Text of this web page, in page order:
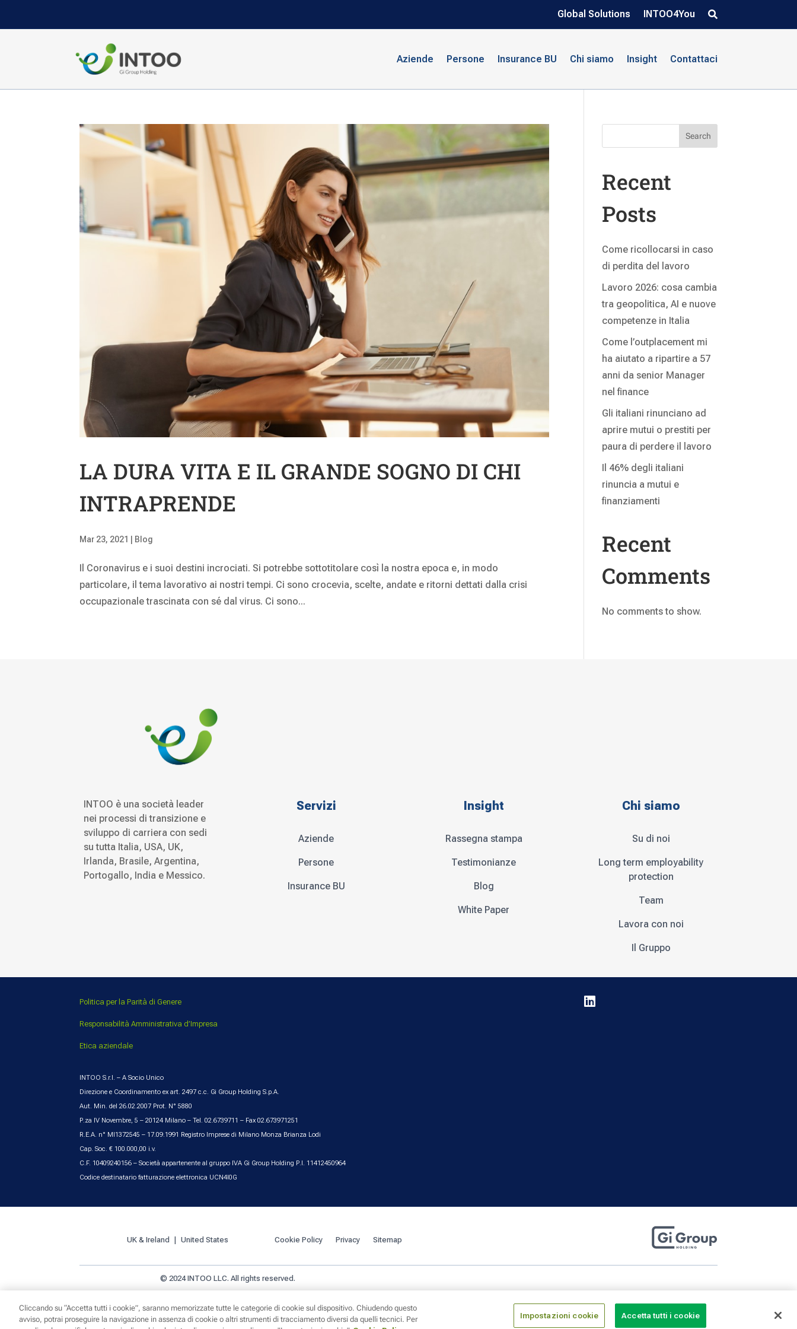
Global Solutions INTOO4You
Aziende Persone Insurance BU Chi siamo Insight Contattaci
LA DURA VITA E IL GRANDE SOGNO DI CHI
INTRAPRENDE
Mar 23, 2021 Blog
Il Coronavirus e i suoi destini incrociati. Si potrebbe sottotitolare così la nostra epoca e, in modo
particolare, il tema lavorativo ai nostri tempi. Ci sono crocevia, scelte, andate e ritorni dettati dalla crisi
occupazionale trascinata con sé dal virus. Ci sono...
Search
Recent
Posts
Come ricollocarsi in caso
di perdita del lavoro
Lavoro 2026: cosa cambia
tra geopolitica, AI e nuove
competenze in Italia
Come l’outplacement mi
ha aiutato a ripartire a 57
anni da senior Manager
nel finance
Gli italiani rinunciano ad
aprire mutui o prestiti per
paura di perdere il lavoro
Il 46% degli italiani
rinuncia a mutui e
finanziamenti
Recent
Comments
No comments to show.
INTOO è una società leader
nei processi di transizione e
sviluppo di carriera con sedi
su tutta Italia, USA, UK,
Irlanda, Brasile, Argentina,
Portogallo, India e Messico.
Servizi
Aziende
Persone
Insurance BU
Insight
Rassegna stampa
Testimonianze
Blog
White Paper
Chi siamo
Su di noi
Long term employability
protection
Team
Lavora con noi
Il Gruppo
Politica per la Parità di Genere
Responsabilità Amministrativa d’Impresa
Etica aziendale
INTOO S.r.l. – A Socio Unico
Direzione e Coordinamento ex art. 2497 c.c. Gi Group Holding S.p.A.
Aut. Min. del 26.02.2007 Prot. N° 5880
P.za IV Novembre, 5 – 20124 Milano – Tel. 02.6739711 – Fax 02.673971251
R.E.A. n° MI1372545 – 17.09.1991 Registro Imprese di Milano Monza Brianza Lodi
Cap. Soc. € 100.000,00 i.v.
C.F. 10409240156 – Società appartenente al gruppo IVA Gi Group Holding P.I. 11412450964
Codice destinatario fatturazione elettronica UCN4I0G

UK & Ireland United States Cookie Policy Privacy Sitemap
© 2024 INTOO LLC. All rights reserved.
Cliccando su “Accetta tutti i cookie”, saranno memorizzate tutte le categorie di cookie sul dispositivo. Chiudendo questo
avviso, potrai proseguire la navigazione in assenza di cookie o altri strumenti di tracciamento diversi da quelli tecnici. Per
Impostazioni cookie Accetta tutti i cookie